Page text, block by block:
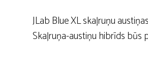
JLab Blue XL skaļruņu
Skaļruņa-austiņu hibrīds būs